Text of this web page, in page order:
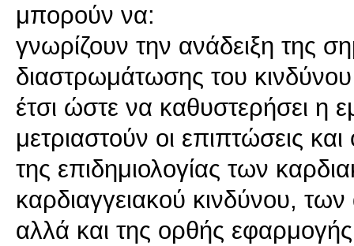
μπορούν να:
γνωρίζουν την ανάδειξη της
διαστρωμάτωσης του
έτσι ώστε να καθυστερήσει η
μετριαστούν οι επιπτώσεις
της επιδημιολογίας των
καρδιαγγειακού κινδύνου,
αλλά και της ορθής